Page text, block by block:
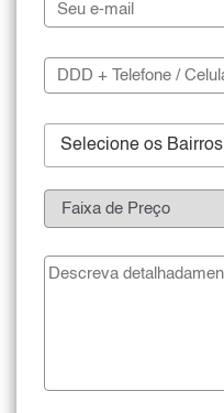
Selecione os Bairros